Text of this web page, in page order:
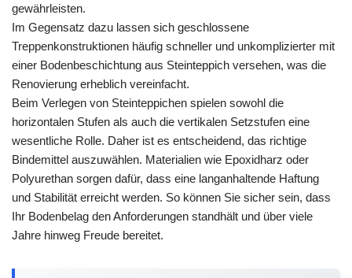
gewährleisten.
Im Gegensatz dazu lassen sich geschlossene
Treppenkonstruktionen häufig schneller und unkomplizierter mit
einer Bodenbeschichtung aus Steinteppich versehen, was die
Renovierung erheblich vereinfacht.
Beim Verlegen von Steinteppichen spielen sowohl die
horizontalen Stufen als auch die vertikalen Setzstufen eine
wesentliche Rolle. Daher ist es entscheidend, das richtige
Bindemittel auszuwählen. Materialien wie Epoxidharz oder
Polyurethan sorgen dafür, dass eine langanhaltende Haftung
und Stabilität erreicht werden. So können Sie sicher sein, dass
Ihr Bodenbelag den Anforderungen standhält und über viele
Jahre hinweg Freude bereitet.